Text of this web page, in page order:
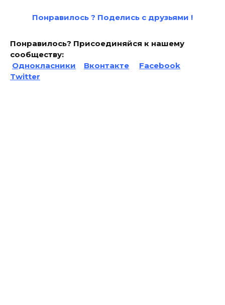
Понравилось ? Поделись с друзьями !
Понравилось? Присоединяйся к нашему
сообществу:
Однокласники
Вконтакте
Facebook
Twitter